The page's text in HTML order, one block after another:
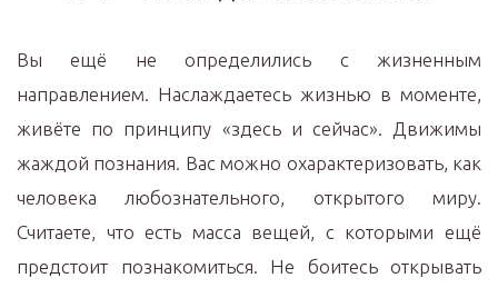
Вы ещё не определились с жизненным
направлением. Наслаждаетесь жизнью в моменте,
живёте по принципу «здесь и сейчас». Движимы
жаждой познания. Вас можно охарактеризовать, как
человека любознательного, открытого миру.
Считаете, что есть масса вещей, с которыми ещё
предстоит познакомиться. Не боитесь открывать